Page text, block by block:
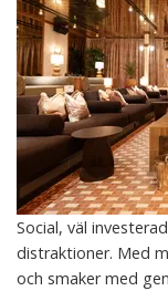
Social, väl
distraktioner. Med
och smaker med